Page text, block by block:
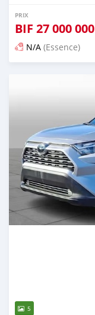
PRIX
BIF 27 000 000
N/A (Essence)
5